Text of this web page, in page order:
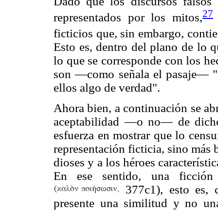
representados por los mitos,27
ficticios que, sin embargo,
Esto es, dentro del plano de lo
lo que se corresponde con los
son —como señala el pasaje—
ellos algo de verdad".
Ahora bien, a continuación se
aceptabilidad —o no— de
esfuerza en mostrar que lo
representación ficticia, sino más
dioses y a los héroes
En ese sentido, una ficción
377c1), esto es,
presente una similitud y no